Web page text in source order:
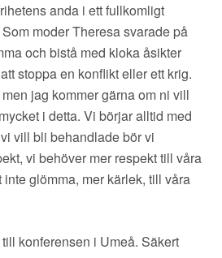
anda i ett fullkomligt
moder Theresa svarade på
och bistå med kloka åsikter
stoppa en konflikt eller ett krig.
jag kommer gärna om ni vill
i detta. Vi börjar alltid med
vill bli behandlade bör vi
vi behöver mer respekt till våra
inte glömma, mer kärlek, till våra
konferensen i Umeå. Säkert